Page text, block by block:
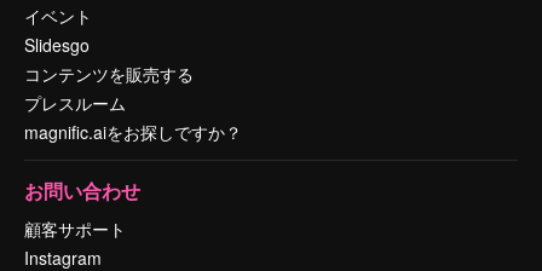
イベント
Slidesgo
コンテンツを販売する
プレスルーム
magnific.aiをお探しですか？
お問い合わせ
顧客サポート
Instagram